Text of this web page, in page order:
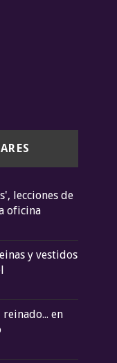
lecciones de
oficina
y vestidos
en